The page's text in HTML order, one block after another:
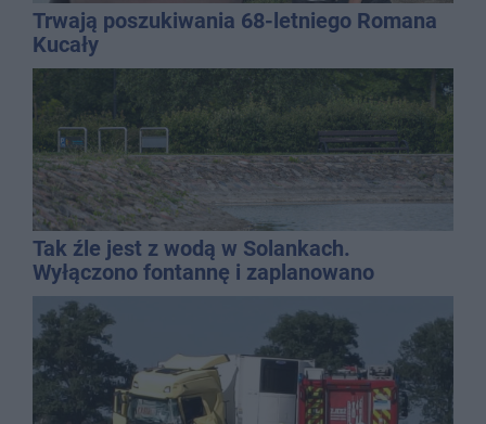
Trwają poszukiwania 68-letniego Romana
Kucały
Tak źle jest z wodą w Solankach.
Wyłączono fontannę i zaplanowano
dolewkę